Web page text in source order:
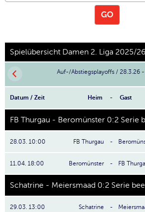
Spielübersicht Damen 2. Liga 2025/26
Auf-/Abstiegsplayoffs / 28.3.26 -
Datum / Zeit Heim - Gast
FB Thurgau - Beromünster 0:2 Serie
28.03. 10:00 FB Thurgau -
11.04. 18:00 Beromünster - FB
Schatrine - Meiersmaad 0:2 Serie
29.03. 13:00 Schatrine -